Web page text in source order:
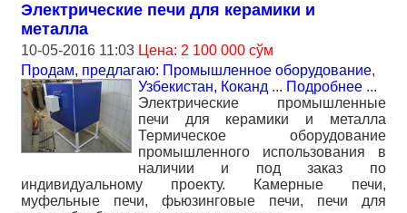
Электрические печи для керамики и
металла
10-05-2016 11:03 Цена: 2 100 000 сўм
Продам, предлагаю: Промышленное оборудование,
Узбекистан, Коканд ... Подробнее ...
Электрические промышленные
печи для керамики и металла
Термическое оборудование
промышленного использования в
наличии и под заказ по
индивидуальному проекту. Камерные печи,
муфельные печи, фьюзинговые печи, печи для